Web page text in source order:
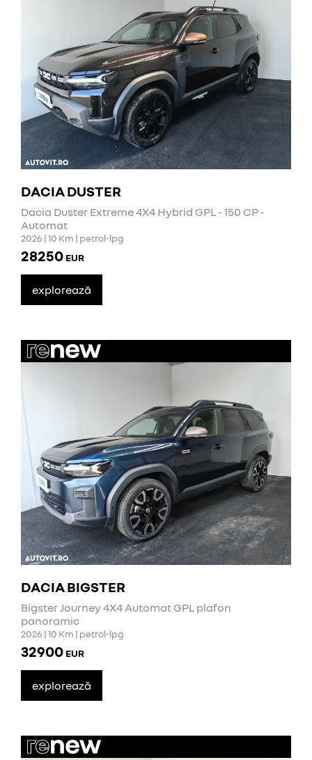
DACIA DUSTER
Dacia Duster Extreme 4X4 Hybrid GPL - 150 CP -
Automat
2026 | 10 Km | petrol-lpg
28250 EUR
explorează
DACIA BIGSTER
Bigster Journey 4X4 Automat GPL plafon
panoramic
2026 | 10 Km | petrol-lpg
32900 EUR
explorează